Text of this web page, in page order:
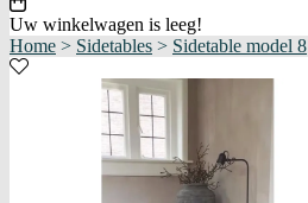
Uw winkelwagen is leeg!
Home > Sidetables > Sidetable model 8